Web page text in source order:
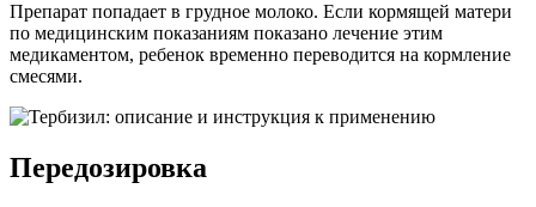
Препарат попадает в грудное молоко. Если кормящей матери
по медицинским показаниям показано лечение этим
медикаментом, ребенок временно переводится на кормление
смесями.
Передозировка